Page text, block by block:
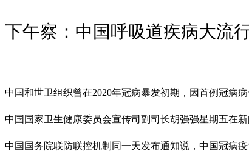
下午察：中国呼吸道疾病大流
中国和世卫组织曾在2020年冠病暴发初期，因首例冠病
中国国家卫生健康委员会宣传司副司长胡强强星期五在
中国国务院联防联控机制同一天发布通知说，中国冠病